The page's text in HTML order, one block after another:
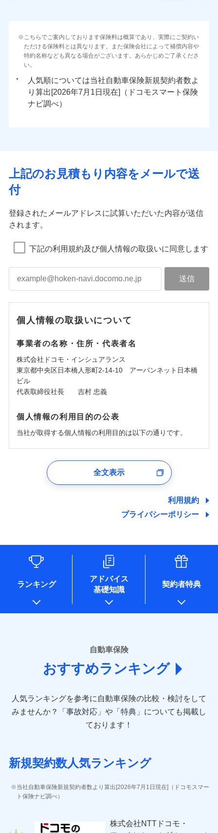
こちらでご案内しております保険料は概算であり、実際にご契約い
ただける保険料とは異なります。また保険会社によって補償内容や
特約名称なども異なる場合がございます。あらかじめご了承くださ
い。
人気順については当社
新規契約者数よ
り算出[
年 月
日現在]（ドコモスマート保険
ナビ調べ）
上記のお見積もり内容をメールで送
付
登録されたメールアドレスに試算いただいた内容が送信
されます。
下記の利用規約及び個人情報の取扱いに同意します
個人情報の取扱いについて
事業者の名称・住所・代表者名
株式会社ドコモ・インシュアランス
東京都中央区日本橋人形町2-14-10 アーバンネット日本橋
ビル
代表取締役社長 吉村 忠義
個人情報の利用目的の公表
当社が取得する個人情報の利用目的は以下の通りです。
ユーザー登録受付および、管理のため
しくは委託を受けている保険会社・提携会社の保険その他に
関する情報を提供し、金融商品等の契約を勧奨するため、ま
た維持管理等の委託業務遂行のため、またそれらに付帯、関
情報を取引のある他の保険会社の商品・サービスをご提案す
るために利用させていただくことがあります。）
各種セミナーの開催のため
コンサルティングサービスの実施のため
アンケートやキャンペーン等の実施のため
上記に係る案内・手続き・管理等付帯業務を行うため
* 当社が委託を受けている保険会社の情報は、保険会社のホ
ームページに掲載しておりますので、ご確認ください。
あいおいニッセイ同和損害保険株式会社
(https://www.aioinissaydowa.co.jp/)
アクサ損害保険株式会社 (https://www.axa-
direct.co.jp/)
sompo.co.jp/)
東京海上ダイレクト損害保険株式会社 (https://www.e-
AIG損害保険株式会社 (https://www.aig.co.jp/sonpo)
ジェイアイ傷害火災保険株式会社
ソニー損害保険株式会社
(https://www.sonysonpo.co.jp/)
ＳＯＭＰＯダイレクト損害保険株式会社
全文表示
利用規約
プライバシーポリシー
ランキング
アドバイス
基礎知識
契約者特典
自動車保険
おすすめランキング
人気ランキングを参考に自動車保険の比較・検討をして
みませんか？
「事故対応」や「特典」についても掲載し
ております！
新規契約数人気ランキング
当社自動車保険新規契約者数より算出[2026年7月1日現在]（ドコモスマー
ト保険ナビ調べ）
株式会社NTTドコモ・